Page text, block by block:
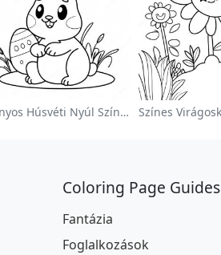
Aranyos Húsvéti Nyúl Színezőoldalon
Coloring Page Guides
Fantázia
Foglalkozások